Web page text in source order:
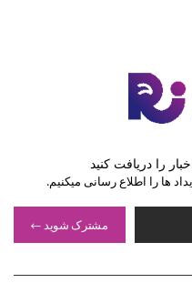
را دریافت کنید
ها را اطلاع رسانی میکنیم.
مشترک شوید